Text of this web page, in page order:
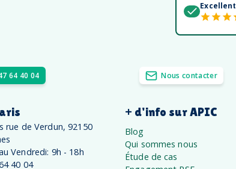
Excellent
64 40 04 Nous contacter
rue de Verdun, 92150
Vendredi: 9h - 18h
40 04
+ d'info sur APIC
Blog
Qui sommes nous
Étude de cas